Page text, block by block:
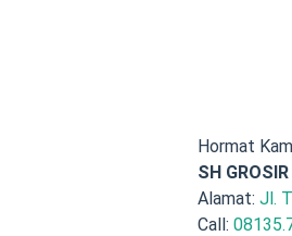
Hormat
SH GROSIR
Alamat: Jl.
Call: